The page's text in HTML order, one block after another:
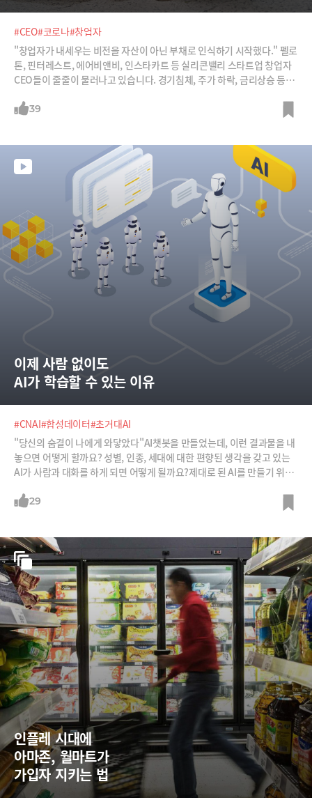
#CEO#코로나#창업자
"창업자가 내세우는 비전을 자산이 아닌 부채로 인식하기 시작했다." 펠로
톤, 핀터레스트, 에어비앤비, 인스타카트 등 실리콘밸리 스타트업 창업자
CEO들이 줄줄이 물러나고 있습니다. 경기침체, 주가 하락, 금리상승 등으
고 있기 때문입니다.
39
이제 사람 없이도
AI가 학습할 수 있는 이유
#CNAI#합성데이터#초거대AI
"당신의 숨결이 나에게 와닿았다"AI챗봇을 만들었는데, 이런 결과물을 내
놓으면 어떻게 할까요? 성별, 인종, 세대에 대한 편향된 생각을 갖고 있는
AI가 사람과 대화를 하게 되면 어떻게 될까요?제대로 된 AI를 만들기 위해
는 어떻게 확보할 수 있을까요? '합성데이터'라는 단어에 비밀이 숨겨져 있
29
인플레 시대에
아마존, 월마트가
가입자 지키는 법